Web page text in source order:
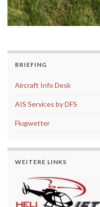
BRIEFING
Aircraft Info Desk
AIS Services by DFS
Flugwetter
WEITERE LINKS